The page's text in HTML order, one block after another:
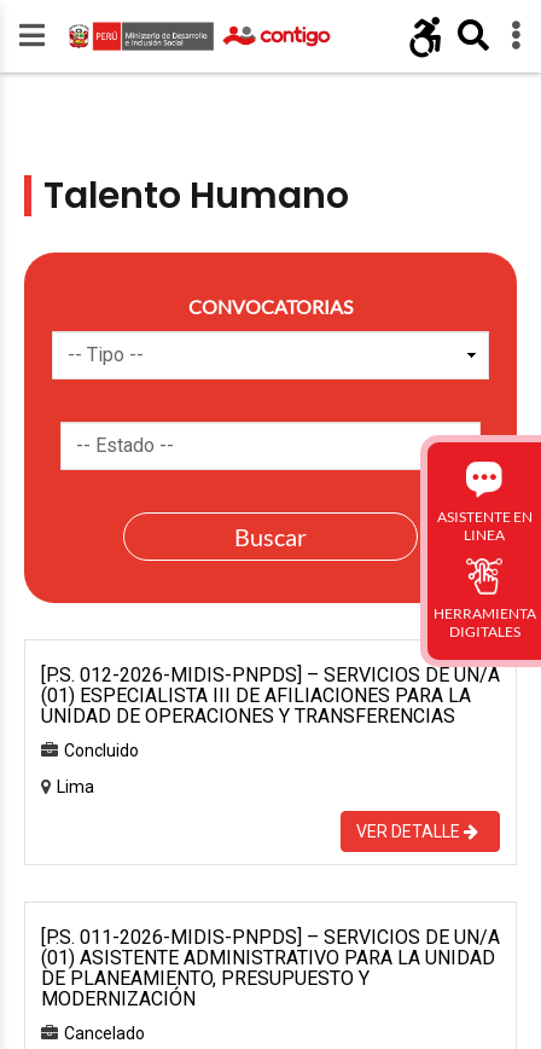
Talento Humano
CONVOCATORIAS
[P.S. 012-2026-MIDIS-PNPDS] – SERVICIOS DE UN/A
(01) ESPECIALISTA III DE AFILIACIONES PARA LA
UNIDAD DE OPERACIONES Y TRANSFERENCIAS
Concluido
Lima
VER DETALLE
[P.S. 011-2026-MIDIS-PNPDS] – SERVICIOS DE UN/A
(01) ASISTENTE ADMINISTRATIVO PARA LA UNIDAD
DE PLANEAMIENTO, PRESUPUESTO Y
MODERNIZACIÓN
Cancelado
ASISTENTE EN
LINEA
HERRAMIENTA
DIGITALES